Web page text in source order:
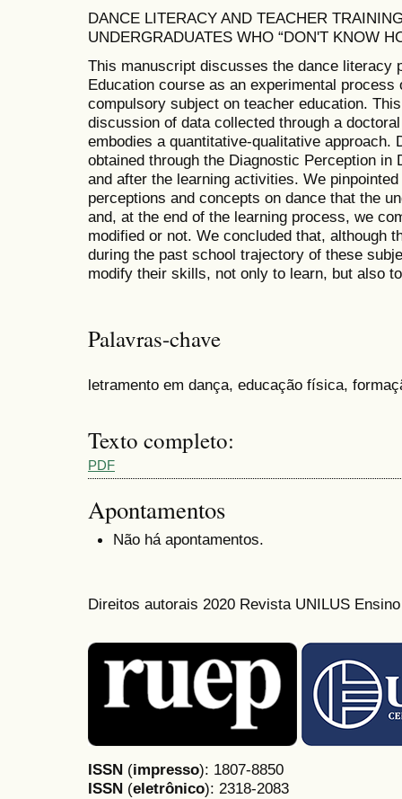
DANCE LITERACY AND TEACHER
UNDERGRADUATES WHO “DON'T KNOW
This manuscript discusses the dance literacy
Education course as an experimental process
compulsory subject on teacher education.
discussion of data collected through a
embodies a quantitative-qualitative approach.
obtained through the Diagnostic Perception in
and after the learning activities. We
perceptions and concepts on dance that the
and, at the end of the learning process, we
modified or not. We concluded that, although
during the past school trajectory of these
modify their skills, not only to learn, but also
Palavras-chave
letramento em dança, educação física,
Texto completo:
PDF
Apontamentos
Não há apontamentos.
Direitos autorais 2020 Revista UNILUS
ISSN (impresso): 1807-8850
ISSN (eletrônico): 2318-2083